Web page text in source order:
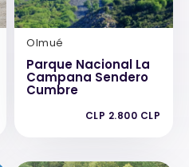
Olmué
Parque Nacional La
Campana Sendero
Cumbre
CLP 2.800 CLP